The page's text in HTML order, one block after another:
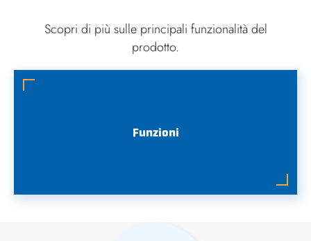
Funzioni
Scopri di più sulle principali funzionalità del
prodotto.